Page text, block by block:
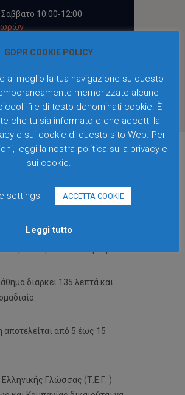
10:00-12:00
ωρών
Τ.Ε.Γ. βρίσκεται στο Fondazione
│
a Montecalvario 69, λίγα
διαρκεί 135 λεπτά και
αποτελείται από 5 έως 15
Γλώσσας (Τ.Ε.Γ. )
GDPR COOKIE POLICY
al meglio la tua navigazione su questo
memorizzate alcune
file di testo denominati cookie. È
che tu sia informato e che accetti la
e sui cookie di questo sito Web. Per
leggi la nostra politica sulla privacy e
sui cookie.
settings ACCETTA COOKIE
Leggi tutto